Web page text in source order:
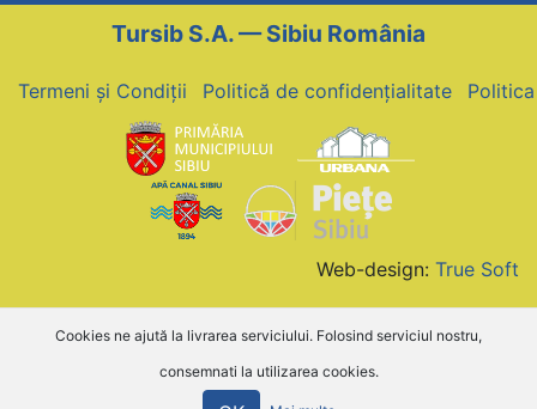
Tursib S.A. — Sibiu România
Termeni și Condiții Politică de confidențialitate
Web-design: True Soft
Cookies ne ajută la livrarea serviciului. Folosind serviciul nostru,
consemnati la utilizarea cookies.